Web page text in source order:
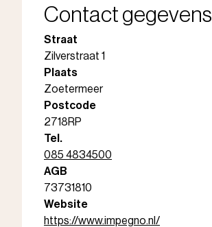
Contact gegevens
Straat
Zilverstraat 1
Plaats
Zoetermeer
Postcode
2718RP
Tel.
085 4834500
AGB
73731810
Website
https://www.impegno.nl/